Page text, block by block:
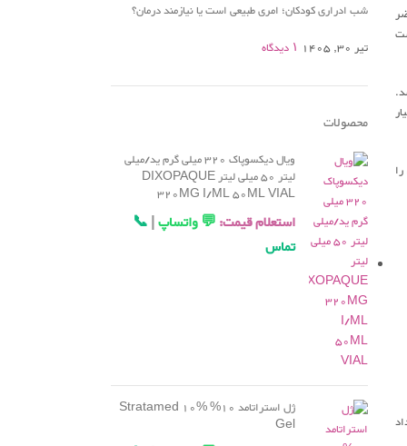
مضر
شب ادراری کودکان؛ امری طبیعی است یا نیازمند درمان؟
تیر 30, 1405
۱ دیدگاه
محصولات
ویال دیکسوپاک 320 میلی گرم ید/میلی
لیتر 50 میلی لیتر DIXOPAQUE
320MG I/ML 50ML VIAL
استعلام قیمت:💬 واتساپ|
📞
تماس
ژل استراتامد 10% Stratamed 10%
Gel